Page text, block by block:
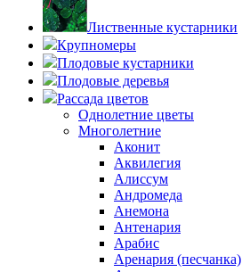
Лиственные кустарники
Крупномеры
Плодовые кустарники
Плодовые деревья
Рассада цветов
Однолетние цветы
Многолетние
Аконит
Аквилегия
Алиссум
Андромеда
Анемона
Антенария
Арабис
Аренария (песчанка)